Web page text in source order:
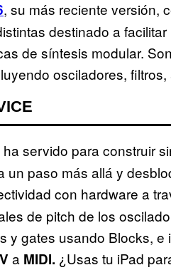
, su más reciente versión,
destinado a
de síntesis modular.
osciladores,
ha servido para construir
un paso más allá y
con hardware a
de pitch de los
y gates usando Blocks,
a MIDI. ¿Usas tu iPad